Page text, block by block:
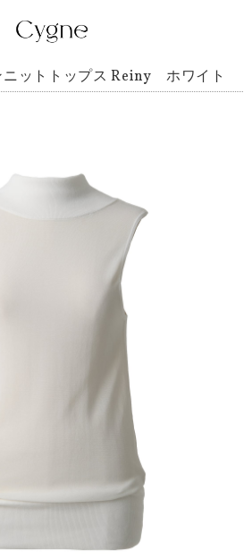
ニットトップス Reiny ホワイト